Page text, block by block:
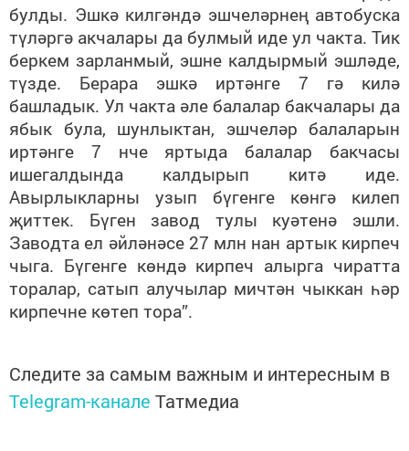
булды. Эшкә килгәндә эшчеләрнең автобуска
түләргә акчалары да булмый иде ул чакта. Тик
беркем зарланмый, эшне калдырмый эшләде,
түзде. Берара эшкә иртәнге 7 гә килә
башладык. Ул чакта әле балалар бакчалары да
ябык була, шунлыктан, эшчеләр балаларын
иртәнге 7 нче яртыда балалар бакчасы
ишегалдында калдырып китә иде.
Авырлыкларны узып бүгенге көнгә килеп
җиттек. Бүген завод тулы куәтенә эшли.
Заводта ел әйләнәсе 27 млн нан артык кирпеч
чыга. Бүгенге көндә кирпеч алырга чиратта
торалар, сатып алучылар мичтән чыккан һәр
кирпечне көтеп тора”.
Следите за самым важным и интересным в
Telegram-канале Татмедиа